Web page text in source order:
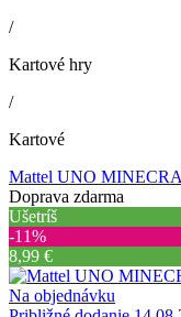
/
Kartové hry
/
Kartové
Mattel UNO
Doprava zdarma
Ušetríš
‐11%
8,99 €
Na objednávku